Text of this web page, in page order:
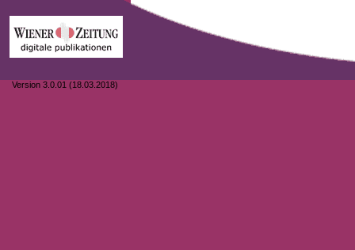
Version 3.0.01 (18.03.2018)